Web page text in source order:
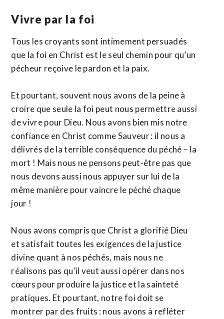
Vivre par la foi
Tous les croyants sont intimement persuadés
que la foi en Christ est le seul chemin pour qu’un
pécheur reçoive le pardon et la paix.
Et pourtant, souvent nous avons de la peine à
croire que seule la foi peut nous permettre aussi
de vivre pour Dieu. Nous avons bien mis notre
confiance en Christ comme Sauveur : il nous a
délivrés de la terrible conséquence du péché – la
mort ! Mais nous ne pensons peut-être pas que
nous devons aussi nous appuyer sur lui de la
même manière pour vaincre le péché chaque
jour !
Nous avons compris que Christ a glorifié Dieu
et satisfait toutes les exigences de la justice
divine quant à nos péchés, mais nous ne
réalisons pas qu’il veut aussi opérer dans nos
cœurs pour produire la justice et la sainteté
pratiques. Et pourtant, notre foi doit se
montrer par des fruits : nous avons à refléter